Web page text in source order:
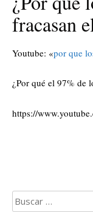
fracasan
Youtube: «por que
¿Por qué el 97% de
https://
Buscar: